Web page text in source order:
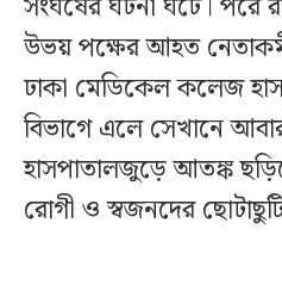
উভয় পক্ষের আহত
ঢাকা মেডিকেল কলেজ
বিভাগে এলে সেখানে
হাসপাতালজুড়ে আতঙ্ক
রোগী ও স্বজনদের